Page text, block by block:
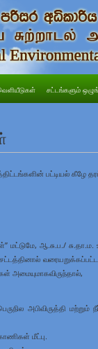
சட்டங்களும்
பட்டியல்
ஆ.சு.ப./
சட்டத்தினால்
அமையுமாகவிருந்தால்,
அபிவிருத்தி மற்றும்
மீட்பு.